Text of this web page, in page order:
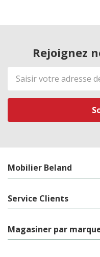
Rejoignez
Adresse
de
courriel
Mobilier Beland
Service Clients
Magasiner par